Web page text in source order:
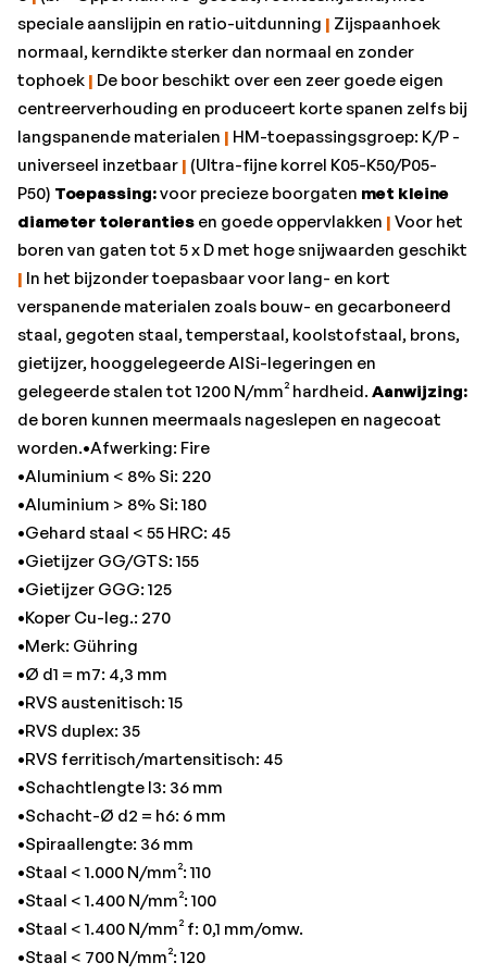
•Aluminium < 8% Si: 220
•Aluminium > 8% Si: 180
•Gehard staal < 55 HRC: 45
•Gietijzer GG/GTS: 155
•Gietijzer GGG: 125
•Koper Cu-leg.: 270
•Merk: Gühring
•Ø d1 = m7: 4,3 mm
•RVS austenitisch: 15
•RVS duplex: 35
•RVS ferritisch/martensitisch: 45
•Schachtlengte l3: 36 mm
•Schacht-Ø d2 = h6: 6 mm
•Spiraallengte: 36 mm
•Staal < 1.000 N/mm²: 110
•Staal < 1.400 N/mm²: 100
•Staal < 1.400 N/mm² f: 0,1 mm/omw.
•Staal < 700 N/mm²: 120
•Titanium > 850 N/mm²: 40
•Totale lengte: 74 mm
speciale aanslijpin en ratio-uitdunning | Zijspaanhoek
normaal, kerndikte sterker dan normaal en zonder
tophoek | De boor beschikt over een zeer goede eigen
centreerverhouding en produceert korte spanen zelfs bij
langspanende materialen | HM-toepassingsgroep: K/P -
universeel inzetbaar | (Ultra-fijne korrel K05-K50/P05-
P50) Toepassing:voor precieze boorgaten met kleine
diameter toleranties en goede oppervlakken | Voor het
boren van gaten tot 5 x D met hoge snijwaarden geschikt
| In het bijzonder toepasbaar voor lang- en kort
verspanende materialen zoals bouw- en gecarboneerd
staal, gegoten staal, temperstaal, koolstofstaal, brons,
gietijzer, hooggelegeerde AlSi-legeringen en
gelegeerde stalen tot 1200 N/mm² hardheid. Aanwijzing:
de boren kunnen meermaals nageslepen en nagecoat
worden.•Afwerking: Fire
•Aluminium < 8% Si: 220
•Aluminium > 8% Si: 180
•Gehard staal < 55 HRC: 45
•Gietijzer GG/GTS: 155
•Gietijzer GGG: 125
•Koper Cu-leg.: 270
•Merk: Gühring
•Ø d1 = m7: 4,3 mm
•RVS austenitisch: 15
•RVS duplex: 35
•RVS ferritisch/martensitisch: 45
•Schachtlengte l3: 36 mm
•Schacht-Ø d2 = h6: 6 mm
•Spiraallengte: 36 mm
•Staal < 1.000 N/mm²: 110
•Staal < 1.400 N/mm²: 100
•Staal < 1.400 N/mm² f: 0,1 mm/omw.
•Staal < 700 N/mm²: 120